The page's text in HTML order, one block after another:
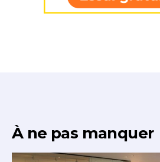
À ne pas manquer